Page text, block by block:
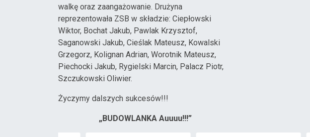
walkę oraz zaangażowanie. Drużyna
reprezentowała ZSB w składzie: Ciepłowski
Wiktor, Bochat Jakub, Pawlak Krzysztof,
Saganowski Jakub, Cieślak Mateusz, Kowalski
Grzegorz, Kolignan Adrian, Worotnik Mateusz,
Piechocki Jakub, Rygielski Marcin, Palacz Piotr,
Szczukowski Oliwier.
Życzymy dalszych sukcesów!!!
„BUDOWLANKA Auuuu!!!”